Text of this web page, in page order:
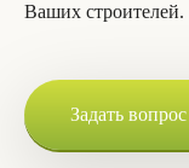
Ваших строителей.
Задать